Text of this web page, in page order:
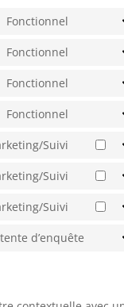
Fonctionnel
Fonctionnel
Fonctionnel
Fonctionnel
Suivi
Consent
google-
Suivi
Consent
google-
Suivi
Consent
to
d’enquête